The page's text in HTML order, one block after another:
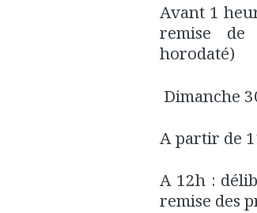
Avant 1
remise
horodaté)
Dimanche
A partir de
A 12h :
remise des